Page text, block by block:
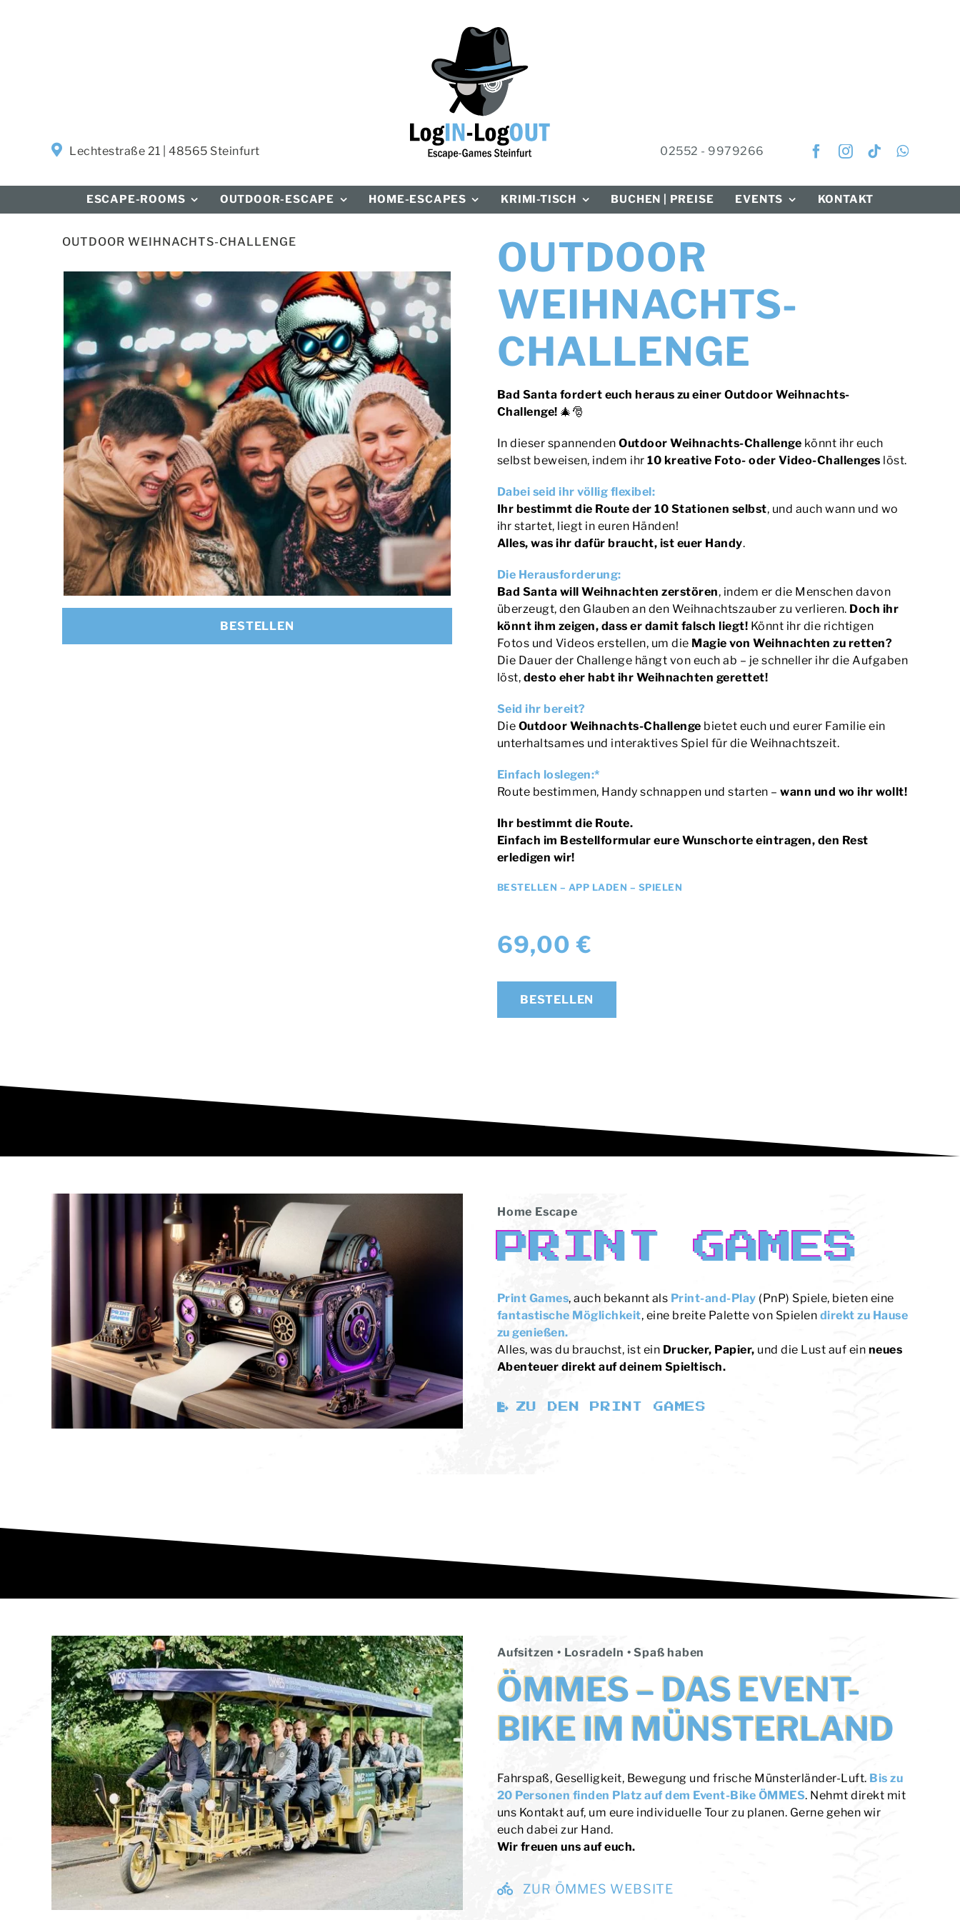
Lechtestraße 21 | 48565 Steinfurt 02552 - 9979266
ESCAPE-ROOMS OUTDOOR-ESCAPE HOME-ESCAPES KRIMI-TISCH BUCHEN | PREISE EVENTS KONTAKT
OUTDOOR WEIHNACHTS-CHALLENGE
BESTELLEN
OUTDOOR
WEIHNACHTS-
CHALLENGE
Bad Santa fordert euch heraus zu einer Outdoor Weihnachts-
Challenge! 🎄🎅
In dieser spannendenOutdoor Weihnachts-Challenge könnt ihr euch
selbst beweisen, indem ihr 10 kreative Foto- oder Video-Challenges löst.
Dabei seid ihr völlig flexibel:
Ihr bestimmt die Route der 10 Stationen selbst, und auch wann und wo
ihr startet, liegt in euren Händen!
Alles, was ihr dafür braucht, ist euer Handy.
Die Herausforderung:
Bad Santa will Weihnachten zerstören, indem er die Menschen davon
überzeugt, den Glauben an den Weihnachtszauber zu verlieren. Doch ihr
könnt ihm zeigen, dass er damit falsch liegt! Könnt ihr die richtigen
Fotos und Videos erstellen, um die Magie von Weihnachten zu retten?
Die Dauer der Challenge hängt von euch ab – je schneller ihr die Aufgaben
löst, desto eher habt ihr Weihnachten gerettet!
Seid ihr bereit?
Die Outdoor Weihnachts-Challenge bietet euch und eurer Familie ein
unterhaltsames und interaktives Spiel für die Weihnachtszeit.
Einfach loslegen:*
Route bestimmen, Handy schnappen und starten –wann und wo ihr wollt!
Ihr bestimmt die Route.
Einfach im Bestellformular eure Wunschorte eintragen, den Rest
erledigen wir!
BESTELLEN – APP LADEN – SPIELEN
69,00 €
BESTELLEN
Home Escape
PRINT GAMES
Print Games, auch bekannt als Print-and-Play (PnP) Spiele, bieten eine
fantastische Möglichkeit, eine breite Palette von Spielen direkt zu Hause
zu genießen.
Alles, was du brauchst, ist ein Drucker, Papier, und die Lust auf ein neues
Abenteuer direkt auf deinem Spieltisch.
ZU DEN PRINT GAMES
Aufsitzen • Losradeln • Spaß haben
ÖMMES – DAS EVENT-
BIKE IM MÜNSTERLAND
Fahrspaß, Geselligkeit, Bewegung und frische Münsterländer-Luft. Bis zu
20 Personen finden Platz auf dem Event-Bike ÖMMES. Nehmt direkt mit
uns Kontakt auf, um eure individuelle Tour zu planen. Gerne gehen wir
euch dabei zur Hand.
Wir freuen uns auf euch.
ZUR ÖMMES WEBSITE